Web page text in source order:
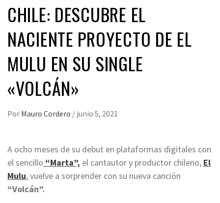
CHILE: DESCUBRE EL
NACIENTE PROYECTO DE EL
MULU EN SU SINGLE
«VOLCÁN»
Por Mauro Cordero / junio 5, 2021
A ocho meses de su debut en plataformas digitales con
el sencillo “Marta”, el cantautor y productor chileno, El
Mulu, vuelve a sorprender con su nueva canción
“Volcán”.